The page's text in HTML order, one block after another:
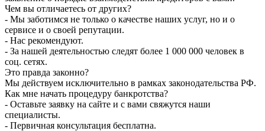
Чем вы отличаетесь от других?
- Мы заботимся не только о качестве наших услуг, но и о
сервисе и о своей репутации.
- Нас рекомендуют.
- За нашей деятельностью следят более 1 000 000 человек в
соц. сетях.
Это правда законно?
Мы действуем исключительно в рамках законодательства РФ.
Как мне начать процедуру банкротства?
- Оставьте заявку на сайте и с вами свяжутся наши
специалисты.
- Первичная консультация бесплатна.